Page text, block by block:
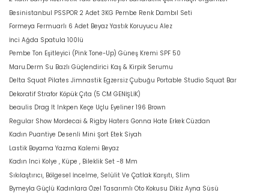
Besinistanbul PSSPOR 2 Adet 3KG Pembe Renk Dambıl Seti
Formeya Fermuarlı 6 Adet Beyaz Yastık Koruyucu Alez
İnci Ağda Spatula 100lü
Pembe Ton Eşitleyici (Pink Tone-Up) Güneş Kremi SPF 50
Maru.Derm Su Bazlı Güçlendirici Kaş & Kirpik Serumu
Delta Squat Pilates Jimnastik Egzersiz Çubuğu Portable Studio Squat Bar
Dekoratif Strafor Köpük Çıta (5 CM GENİŞLİK)
beaulis Drag It Inkpen Keçe Uçlu Eyeliner 196 Brown
Regular Show Mordecai & Rigby Haters Gonna Hate Erkek Cüzdan
Kadın Puantiye Desenli Mini Şort Etek Siyah
Lastik Boyama Yazma Kalemi Beyaz
Kadın Inci Kolye , Küpe , Bileklik Set -8 Mm
Sıkılaştırıcı, Bölgesel İncelme, Selülit Ve Çatlak Karşıtı, Slim
Bymeyla Güçlü Kadınlara Özel Tasarımlı Oto Kokusu Dikiz Ayna Süsü